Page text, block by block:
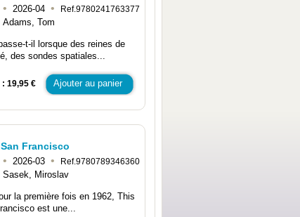
• 2026-04 • Ref.9780241763377
Adams, Tom
t-il lorsque des reines de
des sondes spatiales...
: 19,95 € Ajouter au panier
Francisco
• 2026-03 • Ref.9780789346360
Sasek, Miroslav
la première fois en 1962, This
est une...